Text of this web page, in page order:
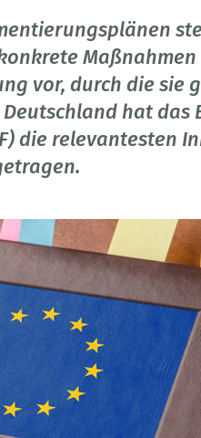
vor, durch die sie
Deutschland hat
die relevantesten